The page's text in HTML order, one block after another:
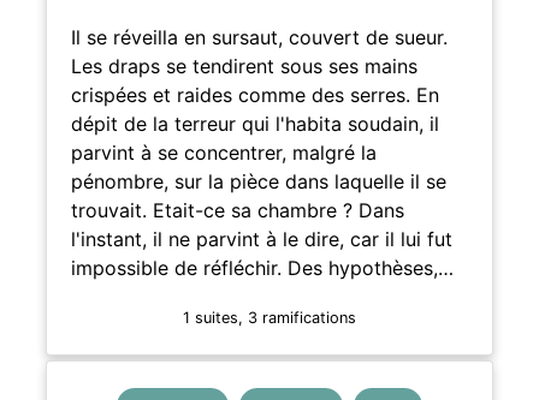
Il se réveilla en sursaut, couvert de sueur.
Les draps se tendirent sous ses mains
crispées et raides comme des serres. En
dépit de la terreur qui l'habita soudain, il
parvint à se concentrer, malgré la
pénombre, sur la pièce dans laquelle il se
trouvait. Etait-ce sa chambre ? Dans
l'instant, il ne parvint à le dire, car il lui fut
impossible de réfléchir. Des hypothèses,…
1 suites, 3 ramifications